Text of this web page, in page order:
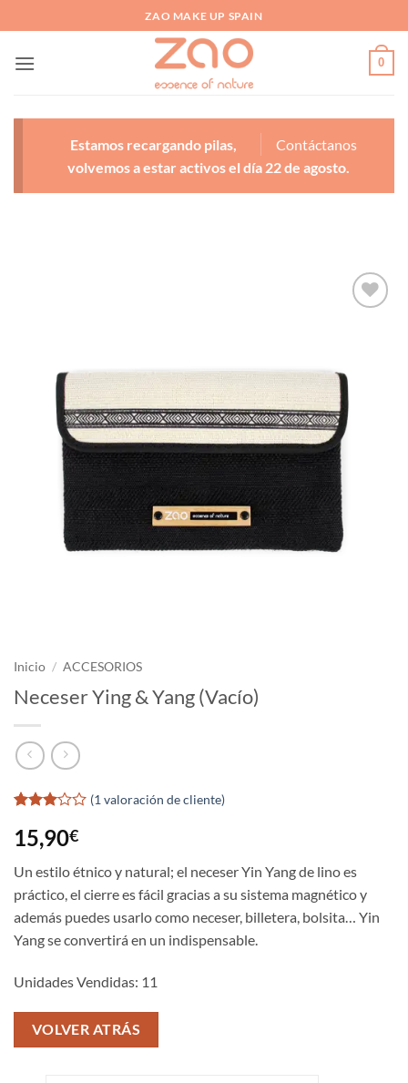
al
contenido
ZAO MAKE UP SPAIN
0
Contáctanos
Estamos recargando pilas,
volvemos a estar activos el día 22 de agosto.
deseos
Inicio / ACCESORIOS
Neceser Ying & Yang (Vacío)
con 3
de 5
en
base a
valoración
cliente
(1 valoración de cliente)
15,90€
Un estilo étnico y natural; el neceser Yin Yang de lino es
práctico, el cierre es fácil gracias a su sistema magnético y
además puedes usarlo como neceser, billetera, bolsita… Yin
Yang se convertirá en un indispensable.
Unidades Vendidas: 11
VOLVER ATRÁS